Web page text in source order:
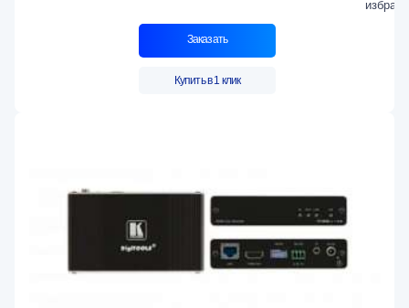
Заказать
Купить в 1 клик